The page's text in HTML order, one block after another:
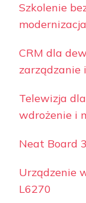
Szkolenie
CRM dla
zarządzanie
Telewizja
wdrożenie i
Neat Board
Urządzenie
L6270